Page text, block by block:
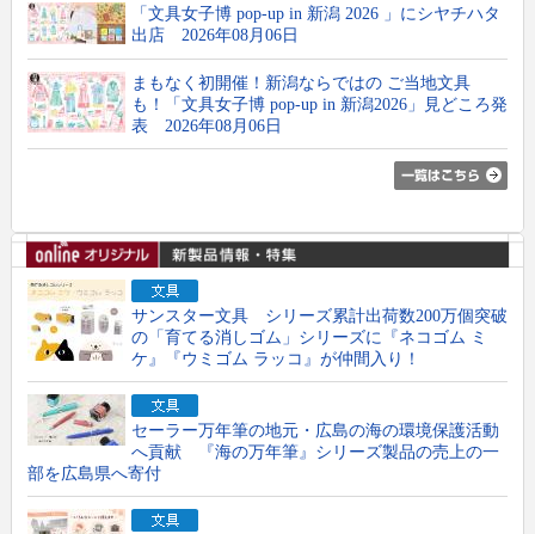
「文具女子博 pop-up in 新潟 2026 」にシヤチハタ
出店 2026年08月06日
まもなく初開催！新潟ならではの ご当地文具
も！「文具女子博 pop-up in 新潟2026」見どころ発
表 2026年08月06日
サンスター文具 シリーズ累計出荷数200万個突破
の「育てる消しゴム」シリーズに『ネコゴム ミ
ケ』『ウミゴム ラッコ』が仲間入り！
セーラー万年筆の地元・広島の海の環境保護活動
へ貢献 『海の万年筆』シリーズ製品の売上の一
部を広島県へ寄付